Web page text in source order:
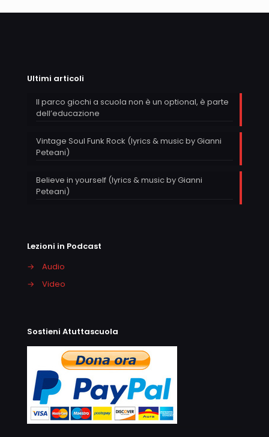
Ultimi articoli
Il parco giochi a scuola non è un optional, è parte
dell’educazione
Vintage Soul Funk Rock (lyrics & music by Gianni
Peteani)
Believe in yourself (lyrics & music by Gianni
Peteani)
Lezioni in Podcast
→
Audio
→
Video
Sostieni Atuttascuola